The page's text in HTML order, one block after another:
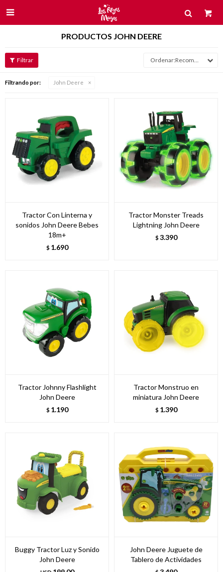

PRODUCTOS JOHN DEERE
Recomendados
Filtrando por: John Deere
Tractor Con Linterna y
sonidos John Deere Bebes
18m+
$ 1.690
Tractor Monster Treads
Lightning John Deere
$ 3.390
Tractor Johnny Flashlight
John Deere
$ 1.190
Tractor Monstruo en
miniatura John Deere
$ 1.390
Buggy Tractor Luz y Sonido
John Deere
John Deere Juguete de
Tablero de Actividades